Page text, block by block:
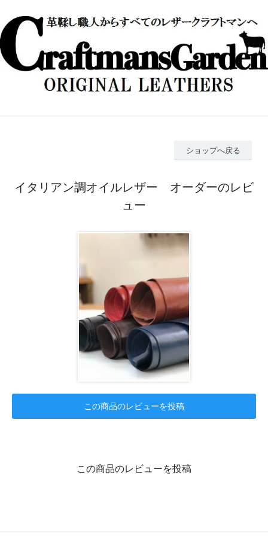
ショップへ戻る
イタリアン調オイルレザー オーダーのレビ
ュー
この商品のレビューを投稿
この商品のレビューを投稿